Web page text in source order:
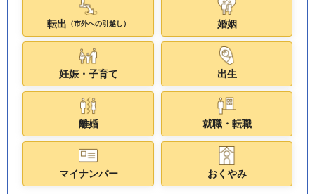
転出 （市外への引越し） 婚姻
妊娠・子育て 出生
離婚 就職・転職
マイナンバー おくやみ